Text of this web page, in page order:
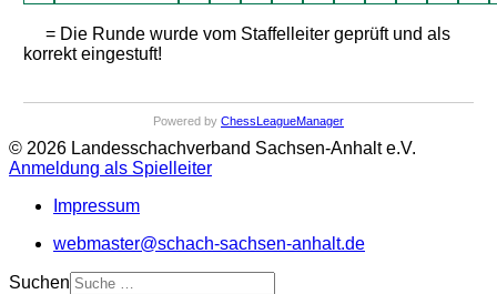
= Die Runde wurde vom Staffelleiter geprüft und als
korrekt eingestuft!
Powered by ChessLeagueManager
© 2026 Landesschachverband Sachsen-Anhalt e.V.
Anmeldung als Spielleiter
Impressum
webmaster@schach-sachsen-anhalt.de
Suchen